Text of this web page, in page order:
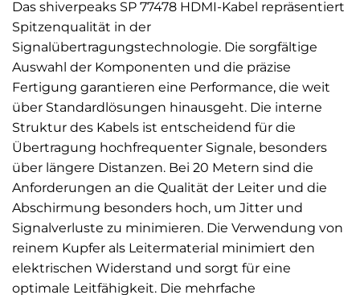
Das shiverpeaks SP 77478 HDMI-Kabel repräsentiert
Spitzenqualität in der
Signalübertragungstechnologie. Die sorgfältige
Auswahl der Komponenten und die präzise
Fertigung garantieren eine Performance, die weit
über Standardlösungen hinausgeht. Die interne
Struktur des Kabels ist entscheidend für die
Übertragung hochfrequenter Signale, besonders
über längere Distanzen. Bei 20 Metern sind die
Anforderungen an die Qualität der Leiter und die
Abschirmung besonders hoch, um Jitter und
Signalverluste zu minimieren. Die Verwendung von
reinem Kupfer als Leitermaterial minimiert den
elektrischen Widerstand und sorgt für eine
optimale Leitfähigkeit. Die mehrfache